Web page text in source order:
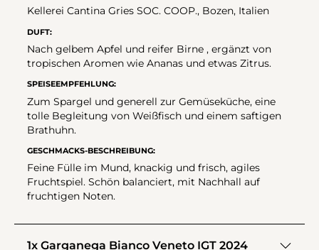
Kellerei Cantina Gries SOC. COOP., Bozen, Italien
DUFT:
Nach gelbem Apfel und reifer Birne , ergänzt von
tropischen Aromen wie Ananas und etwas Zitrus.
SPEISEEMPFEHLUNG:
Zum Spargel und generell zur Gemüseküche, eine
tolle Begleitung von Weißfisch und einem saftigen
Brathuhn.
GESCHMACKS-BESCHREIBUNG:
Feine Fülle im Mund, knackig und frisch, agiles
Fruchtspiel. Schön balanciert, mit Nachhall auf
fruchtigen Noten.
1x Garganega Bianco Veneto IGT 2024